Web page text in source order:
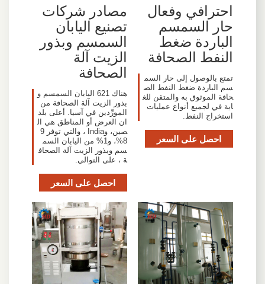
احترافي وفعال
حار السمسم
الباردة ضغط
النفط الصحافة
تمتع بالوصول إلى حار السم
سم الباردة ضغط النفط الص
حافة الموثوق به والمتقن للغ
اية في لجميع أنواع عمليات
استخراج النفط.
احصل على السعر
مصادر شركات
تصنيع اليابان
السمسم وبذور
الزيت آلة
الصحافة
هناك 621 اليابان السمسم و
بذور الزيت آلة الصحافة من
المورِّدين في آسيا. أعلى بلد
ان العرض أو المناطق هي ال
صين، وIndia ، والتي توفر 9
8%، و1% من اليابان السم
سم وبذور الزيت آلة الصحاف
ة ، على التوالي.
احصل على السعر